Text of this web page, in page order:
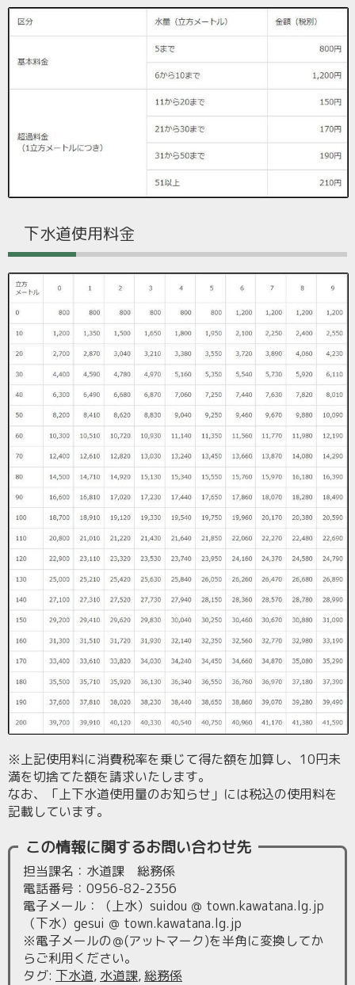
下水道使用料金
※上記使用料に消費税率を乗じて得た額を加算し、10円未
満を切捨てた額を請求いたします。
なお、「上下水道使用量のお知らせ」には税込の使用料を
記載しています。
この情報に関するお問い合わせ先
担当課名：水道課 総務係
電話番号：0956-82-2356
電子メール：（上水）suidou ＠ town.kawatana.lg.jp
（下水）gesui ＠ town.kawatana.lg.jp
※電子メールの＠(アットマーク)を半角に変換してか
らご利用ください。
タグ: 下水道, 水道課,総務係